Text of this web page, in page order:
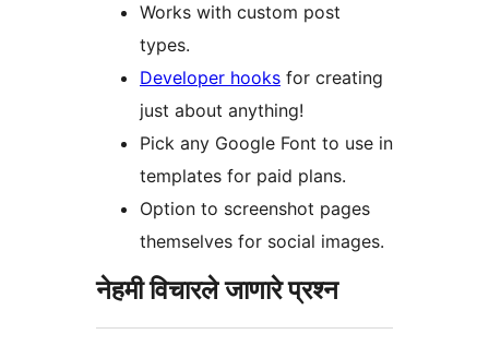
Works with custom post
types.
Developer hooks for creating
just about anything!
Pick any Google Font to use in
templates for paid plans.
Option to screenshot pages
themselves for social images.
नेहमी विचारले जाणारे प्रश्न